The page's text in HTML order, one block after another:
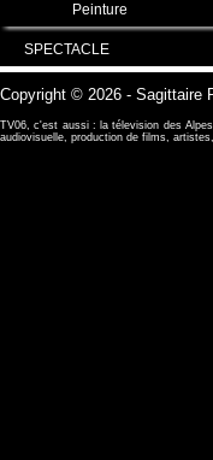
Peinture
SPECTACLE
Copyright © 2026 -
TV06, c'est aussi : la télevision des
audiovisuelle, production de films,